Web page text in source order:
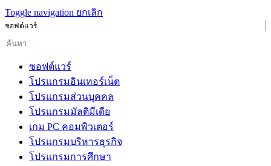
Toggle navigation ยกเลิก
ซอฟต์แวร์
ซอฟต์แวร์
โปรแกรมอินเทอร์เน็ต
โปรแกรมส่วนบุคคล
โปรแกรมมัลติมีเดีย
เกม PC คอมพิวเตอร์
โปรแกรมบริหารธุรกิจ
โปรแกรมการศึกษา